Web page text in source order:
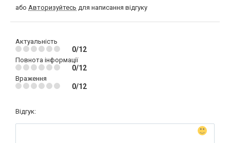
або Авторизуйтесь для написання відгуку
Актуальність
0/12
Повнота інформації
0/12
Враження
0/12
Відгук: